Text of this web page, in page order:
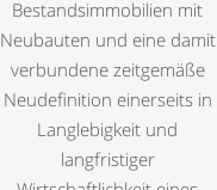
Bestandsimmobilien mit
Neubauten und eine damit
verbundene zeitgemäße
Neudefinition einerseits in
Langlebigkeit und
langfristiger